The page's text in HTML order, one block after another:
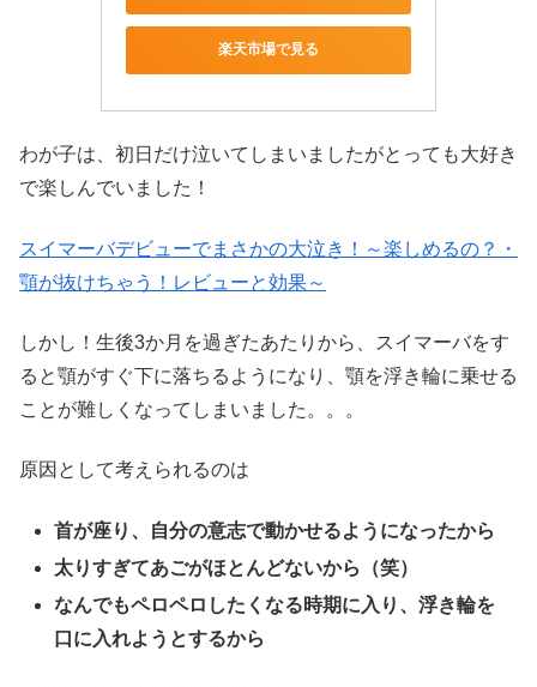
楽天市場で見る
わが子は、初日だけ泣いてしまいましたがとっても大好き
で楽しんでいました！
スイマーバデビューでまさかの大泣き！～楽しめるの？・
顎が抜けちゃう！レビューと効果～
しかし！生後3か月を過ぎたあたりから、スイマーバをす
ると顎がすぐ下に落ちるようになり、顎を浮き輪に乗せる
ことが難しくなってしまいました。。。
原因として考えられるのは
首が座り、自分の意志で動かせるようになったから
太りすぎてあごがほとんどないから（笑）
なんでもペロペロしたくなる時期に入り、浮き輪を
口に入れようとするから